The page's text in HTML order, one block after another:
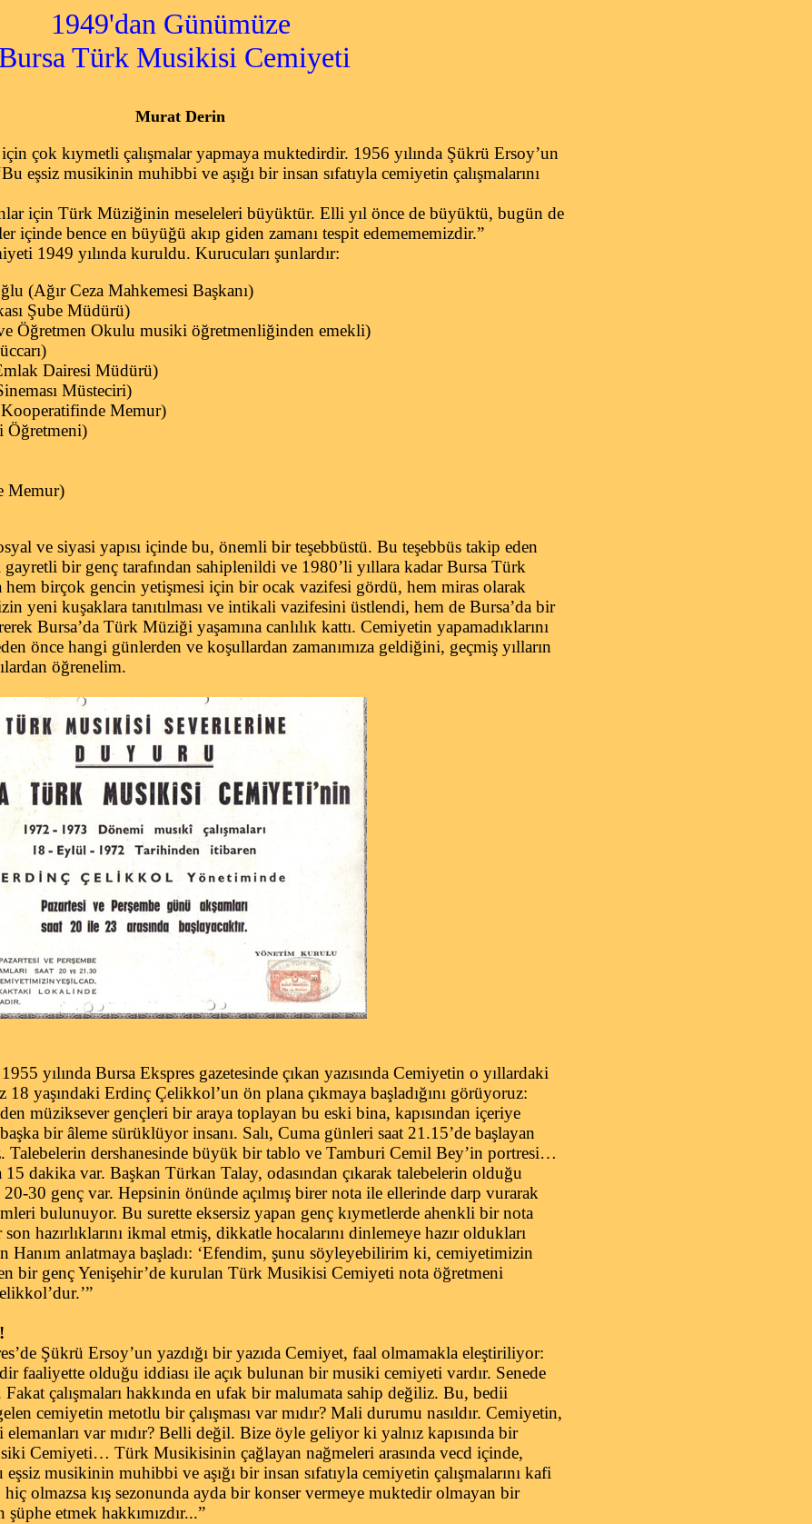
1949'dan Günümüze
Musikisi Cemiyeti
Murat Derin
çok kıymetli çalışmalar yapmaya muktedirdir. 1956 yılında Şükrü Ersoy’un
eşsiz musikinin muhibbi ve aşığı bir insan sıfatıyla cemiyetin çalışmalarını
için Türk Müziğinin meseleleri büyüktür. Elli yıl önce de büyüktü, bugün de
içinde bence en büyüğü akıp giden zamanı tespit edemememizdir.”
1949 yılında kuruldu. Kurucuları şunlardır:
(Ağır Ceza Mahkemesi Başkanı)
Şube Müdürü)
Öğretmen Okulu musiki öğretmenliğinden emekli)
Dairesi Müdürü)
Müsteciri)
Kooperatifinde Memur)
Öğretmeni)
Memur)
ve siyasi yapısı içinde bu, önemli bir teşebbüstü. Bu teşebbüs takip eden
bir genç tarafından sahiplenildi ve 1980’li yıllara kadar Bursa Türk
birçok gencin yetişmesi için bir ocak vazifesi gördü, hem miras olarak
yeni kuşaklara tanıtılması ve intikali vazifesini üstlendi, hem de Bursa’da bir
Bursa’da Türk Müziği yaşamına canlılık kattı. Cemiyetin yapamadıklarını
önce hangi günlerden ve koşullardan zamanımıza geldiğini, geçmiş yılların
öğrenelim.
yılında Bursa Ekspres gazetesinde çıkan yazısında Cemiyetin o yıllardaki
18 yaşındaki Erdinç Çelikkol’un ön plana çıkmaya başladığını görüyoruz:
müziksever gençleri bir araya toplayan bu eski bina, kapısından içeriye
bir âleme sürüklüyor insanı. Salı, Cuma günleri saat 21.15’de başlayan
Talebelerin dershanesinde büyük bir tablo ve Tamburi Cemil Bey’in portresi…
15 dakika var. Başkan Türkan Talay, odasından çıkarak talebelerin olduğu
30 genç var. Hepsinin önünde açılmış birer nota ile ellerinde darp vurarak
bulunuyor. Bu surette eksersiz yapan genç kıymetlerde ahenkli bir nota
son hazırlıklarını ikmal etmiş, dikkatle hocalarını dinlemeye hazır oldukları
Hanım anlatmaya başladı: ‘Efendim, şunu söyleyebilirim ki, cemiyetimizin
bir genç Yenişehir’de kurulan Türk Musikisi Cemiyeti nota öğretmeni
Şükrü Ersoy’un yazdığı bir yazıda Cemiyet, faal olmamakla eleştiriliyor:
faaliyette olduğu iddiası ile açık bulunan bir musiki cemiyeti vardır. Senede
çalışmaları hakkında en ufak bir malumata sahip değiliz. Bu, bedii
cemiyetin metotlu bir çalışması var mıdır? Mali durumu nasıldır. Cemiyetin,
elemanları var mıdır? Belli değil. Bize öyle geliyor ki yalnız kapısında bir
Cemiyeti… Türk Musikisinin çağlayan nağmeleri arasında vecd içinde,
musikinin muhibbi ve aşığı bir insan sıfatıyla cemiyetin çalışmalarını kafi
olmazsa kış sezonunda ayda bir konser vermeye muktedir olmayan bir
etmek hakkımızdır...”